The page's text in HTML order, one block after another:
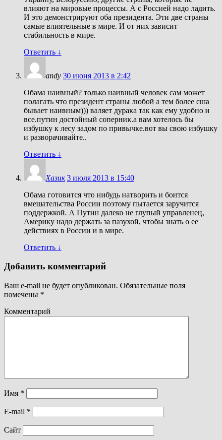
влияют на мировые процессы. А с Россией надо ладить.
И это демонстрируют оба президента. Эти две страны
самые влиятельные в мире. И от них зависит
стабильность в мире.
Ответить ↓
andy 30 июня 2013 в 2:42
Обама наивный? только наивный человек сам может
полагать что президент страны любой а тем более сша
бывает наивным))) валяет дурака так как ему удобно и
все.путин достойный соперник.а вам хотелось бы
избушку к лесу задом по привычке.вот вы свою избушку
и разворачивайте..
Ответить ↓
Хазик 3 июля 2013 в 15:40
Обама готовится что нибудь натворить и боится
вмешательства России поэтому пытается заручится
поддержкой. А Путин далеко не глупый управленец,
Америку надо держать за пазухой, чтобы знать о ее
действиях в России и в мире.
Ответить ↓
Добавить комментарий
Ваш e-mail не будет опубликован. Обязательные поля
помечены *
Комментарий
Имя *
E-mail *
Сайт